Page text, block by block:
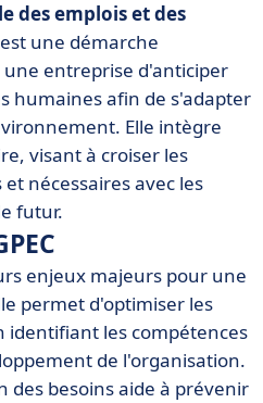
en place d'une démarche
optimiser la GPEC
de la GPEC dans les
prévisionnelle efficace
de la GPEC
des emplois et des
est une démarche
entreprise d'anticiper
humaines afin de s'adapter
Elle intègre
visant à croiser les
nécessaires avec les
futur.
enjeux majeurs pour une
permet d'optimiser les
identifiant les compétences
de l'organisation.
des besoins aide à prévenir